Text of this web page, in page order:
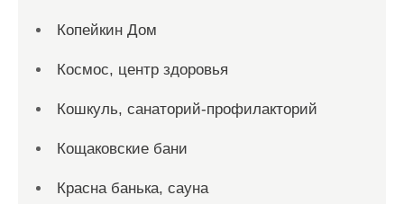
Копейкин Дом
Космос, центр здоровья
Кошкуль, санаторий-профилакторий
Кощаковские бани
Красна банька, сауна